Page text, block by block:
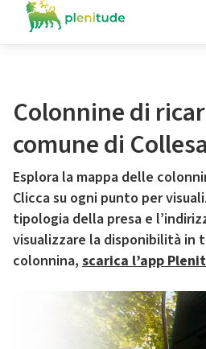
Colonnine di
comune di
Esplora la mappa delle
Clicca su ogni punto per
tipologia della presa e
visualizzare la disponibilità in
colonnina, scarica l’app